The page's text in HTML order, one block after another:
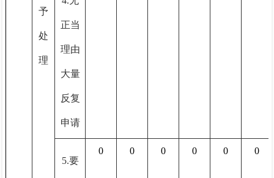
予
处
理
正当
理由
大量
反复
申请
5.要
0 0 0 0 0 0